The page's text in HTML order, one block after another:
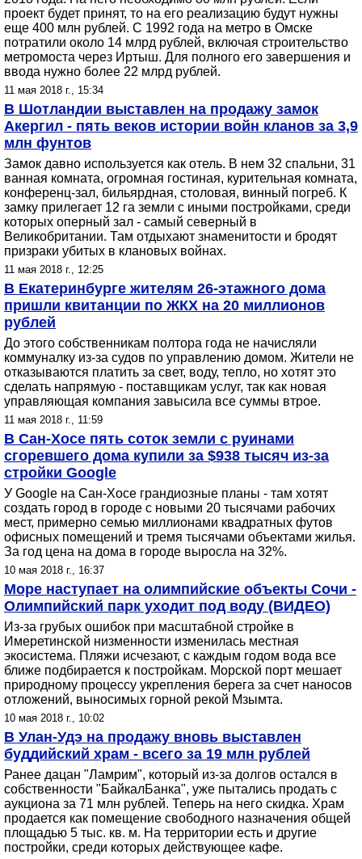
проект будет принят, то на его реализацию будут нужны
еще 400 млн рублей. С 1992 года на метро в Омске
потратили около 14 млрд рублей, включая строительство
метромоста через Иртыш. Для полного его завершения и
ввода нужно более 22 млрд рублей.
11 мая 2018 г., 15:34
В Шотландии выставлен на продажу замок
Акергил - пять веков истории войн кланов за 3,9
млн фунтов
Замок давно используется как отель. В нем 32 спальни, 31
ванная комната, огромная гостиная, курительная комната,
конференц-зал, бильярдная, столовая, винный погреб. К
замку прилегает 12 га земли с иными постройками, среди
которых оперный зал - самый северный в
Великобритании. Там отдыхают знаменитости и бродят
призраки убитых в клановых войнах.
11 мая 2018 г., 12:25
В Екатеринбурге жителям 26-этажного дома
пришли квитанции по ЖКХ на 20 миллионов
рублей
До этого собственникам полтора года не начисляли
коммуналку из-за судов по управлению домом. Жители не
отказываются платить за свет, воду, тепло, но хотят это
сделать напрямую - поставщикам услуг, так как новая
управляющая компания завысила все суммы втрое.
11 мая 2018 г., 11:59
В Сан-Хосе пять соток земли с руинами
сгоревшего дома купили за $938 тысяч из-за
стройки Google
У Google на Сан-Хосе грандиозные планы - там хотят
создать город в городе с новыми 20 тысячами рабочих
мест, примерно семью миллионами квадратных футов
офисных помещений и тремя тысячами объектами жилья.
За год цена на дома в городе выросла на 32%.
10 мая 2018 г., 16:37
Море наступает на олимпийские объекты Сочи -
Олимпийский парк уходит под воду (ВИДЕО)
Из-за грубых ошибок при масштабной стройке в
Имеретинской низменности изменилась местная
экосистема. Пляжи исчезают, с каждым годом вода все
ближе подбирается к постройкам. Морской порт мешает
природному процессу укрепления берега за счет наносов
отложений, выносимых горной рекой Мзымта.
10 мая 2018 г., 10:02
В Улан-Удэ на продажу вновь выставлен
буддийский храм - всего за 19 млн рублей
Ранее дацан "Ламрим", который из-за долгов остался в
собственности "БайкалБанка", уже пытались продать с
аукциона за 71 млн рублей. Теперь на него скидка. Храм
продается как помещение свободного назначения общей
площадью 5 тыс. кв. м. На территории есть и другие
постройки, среди которых действующее кафе.